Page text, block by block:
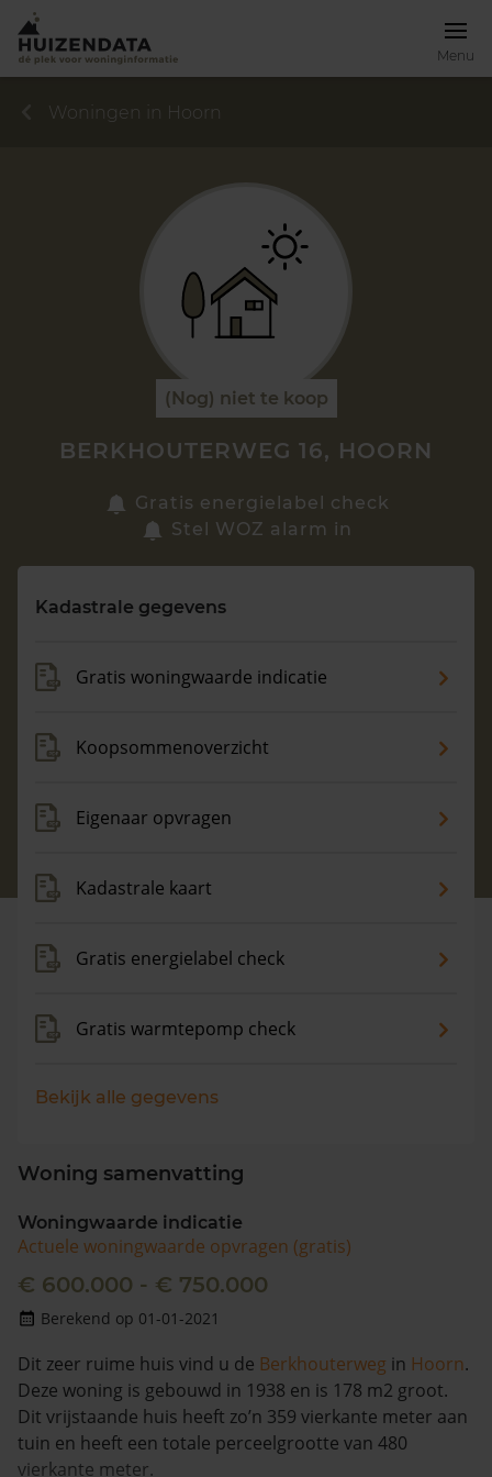
Menu
Zoek een woning
Maandag t/m vrijdag - 08:00 -18:00
Woningen in Hoorn
(Nog) niet te koop
BERKHOUTERWEG 16, HOORN
Gratis energielabel check
Stel WOZ alarm in
Kadastrale gegevens
Gratis woningwaarde indicatie
Koopsommenoverzicht
Eigenaar opvragen
Kadastrale kaart
Gratis energielabel check
Gratis warmtepomp check
Bekijk alle gegevens
Woning samenvatting
Woningwaarde indicatie
Actuele woningwaarde opvragen (gratis)
€ 600.000 - € 750.000
Berekend op 01-01-2021
Dit zeer ruime huis vind u de Berkhouterweg in Hoorn.
Deze woning is gebouwd in 1938 en is 178 m2 groot.
Dit vrijstaande huis heeft zo’n 359 vierkante meter aan
tuin en heeft een totale perceelgrootte van 480
vierkante meter.